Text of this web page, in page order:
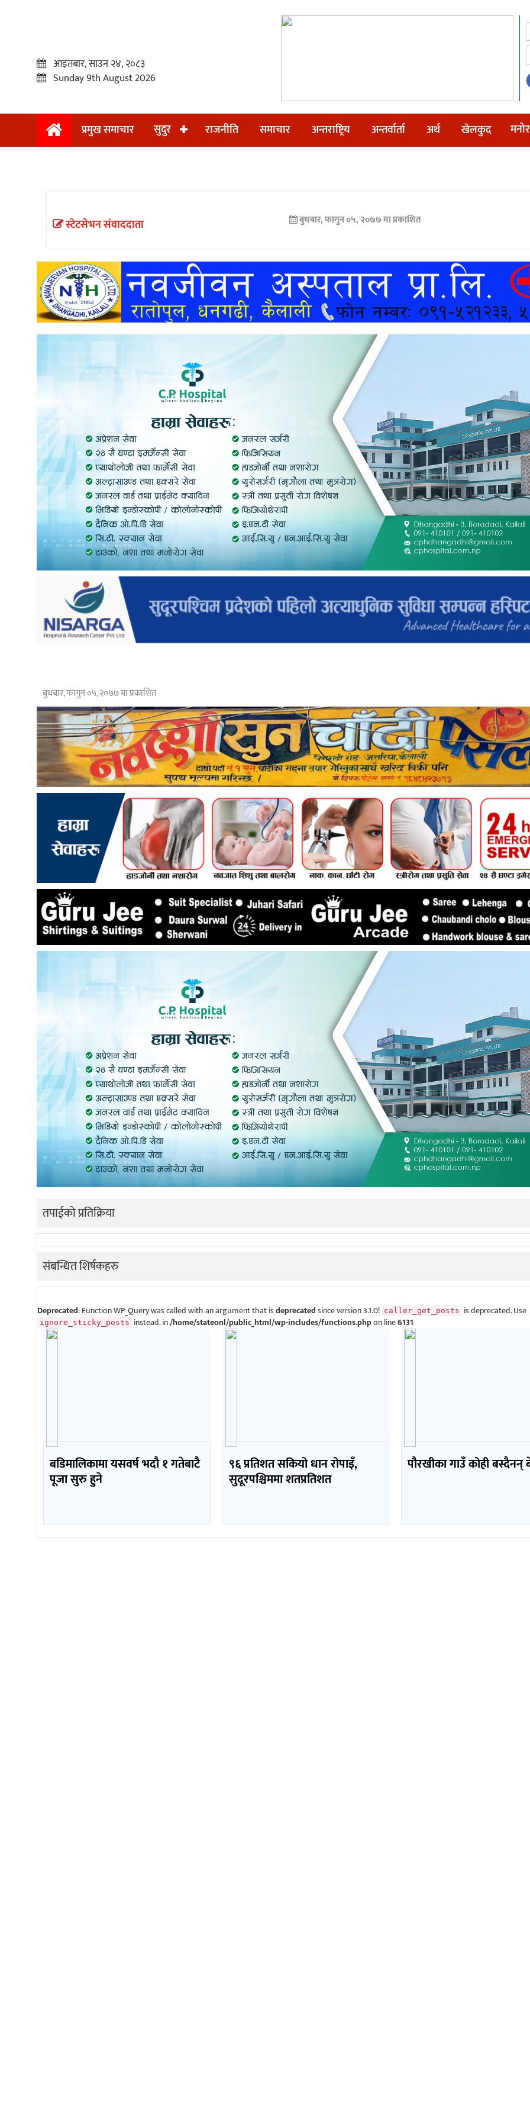
प्रमुख
अन्तराष्ट्रिय
अन्तर्वार्ता
खेलकुद
आइतबार, साउन २४, २०८३
Sunday 9th August 2026
प्रमुख समाचार सुदुर राजनीति समाचार अन्तराष्ट्रिय अन्तर्वार्ता अर्थ खेलकुद
स्टेटसेभन संवाददाता बुधबार, फागुन ०५, २०७७ मा प्रकाशित
बुधबार, फागुन ०५, २०७७ मा प्रकाशित
तपाईको प्रतिक्रिया
संबन्धित शिर्षकहरु
Deprecated: Function WP_Query was called with an argument that isdeprecatedsince version 3.1.0! caller_get_posts is deprecated. Use
ignore_sticky_posts instead. in/home/stateonl/public_html/wp-includes/functions.phpon line6131
बडिमालिकामा यसवर्ष भदौ १ गतेबाटै
पूजा सुरु हुने
९६ प्रतिशत सकियो धान रोपाइँ,
सुदूरपश्चिममा शतप्रतिशत
पौरखीका गाउँ कोही बस्दैनन्